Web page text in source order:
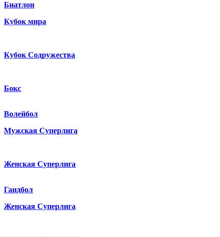
Биатлон
Кубок мира
Кубок Содружества
Бокс
Волейбол
Мужская Суперлига
Женская Суперлига
Гандбол
Женская Суперлига